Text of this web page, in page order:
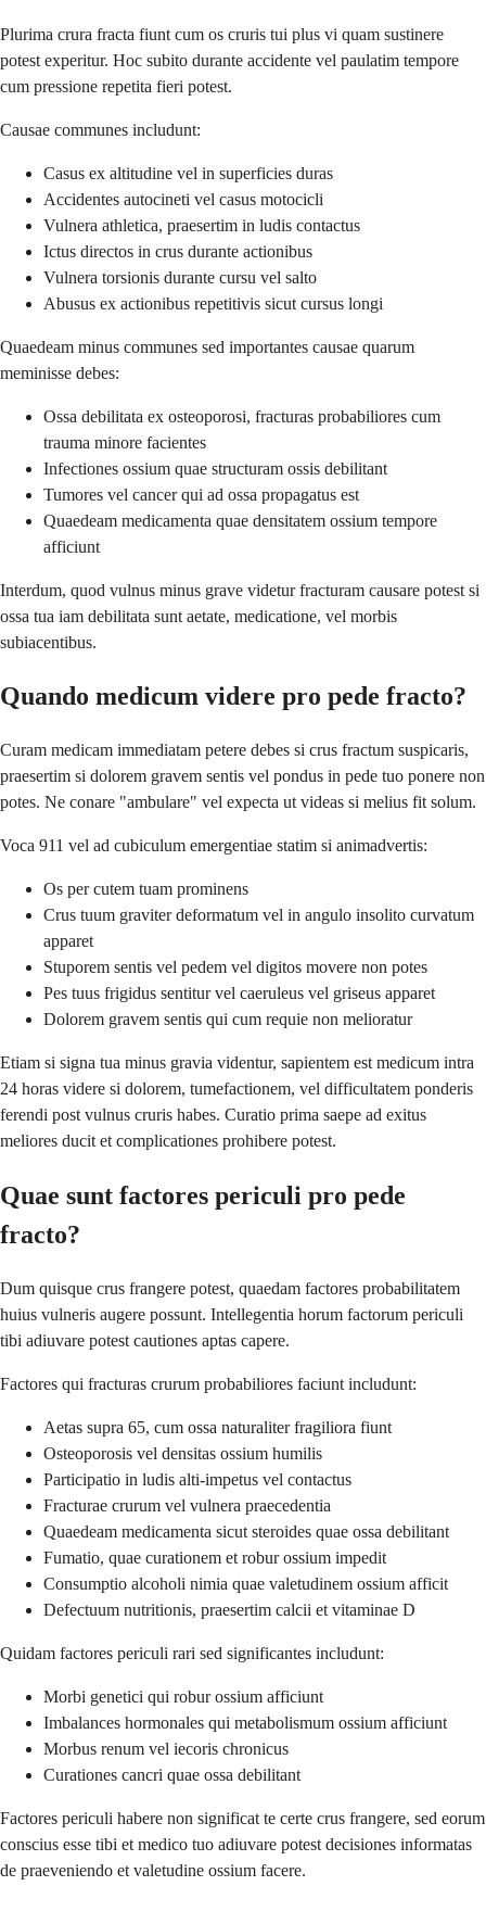
Plurima crura fracta fiunt cum os cruris tui plus vi quam sustinere
potest experitur. Hoc subito durante accidente vel paulatim tempore
cum pressione repetita fieri potest.
Causae communes includunt:
Casus ex altitudine vel in superficies duras
Accidentes autocineti vel casus motocicli
Vulnera athletica, praesertim in ludis contactus
Ictus directos in crus durante actionibus
Vulnera torsionis durante cursu vel salto
Abusus ex actionibus repetitivis sicut cursus longi
Quaedeam minus communes sed importantes causae quarum
meminisse debes:
Ossa debilitata ex osteoporosi, fracturas probabiliores cum
trauma minore facientes
Infectiones ossium quae structuram ossis debilitant
Tumores vel cancer qui ad ossa propagatus est
Quaedeam medicamenta quae densitatem ossium tempore
afficiunt
Interdum, quod vulnus minus grave videtur fracturam causare potest si
ossa tua iam debilitata sunt aetate, medicatione, vel morbis
subiacentibus.
Quando medicum videre pro pede fracto?
Curam medicam immediatam petere debes si crus fractum suspicaris,
praesertim si dolorem gravem sentis vel pondus in pede tuo ponere non
potes. Ne conare "ambulare" vel expecta ut videas si melius fit solum.
Voca 911 vel ad cubiculum emergentiae statim si animadvertis:
Os per cutem tuam prominens
Crus tuum graviter deformatum vel in angulo insolito curvatum
apparet
Stuporem sentis vel pedem vel digitos movere non potes
Pes tuus frigidus sentitur vel caeruleus vel griseus apparet
Dolorem gravem sentis qui cum requie non melioratur
Etiam si signa tua minus gravia videntur, sapientem est medicum intra
24 horas videre si dolorem, tumefactionem, vel difficultatem ponderis
ferendi post vulnus cruris habes. Curatio prima saepe ad exitus
meliores ducit et complicationes prohibere potest.
Quae sunt factores periculi pro pede
fracto?
Dum quisque crus frangere potest, quaedam factores probabilitatem
huius vulneris augere possunt. Intellegentia horum factorum periculi
tibi adiuvare potest cautiones aptas capere.
Factores qui fracturas crurum probabiliores faciunt includunt:
Aetas supra 65, cum ossa naturaliter fragiliora fiunt
Osteoporosis vel densitas ossium humilis
Participatio in ludis alti-impetus vel contactus
Fracturae crurum vel vulnera praecedentia
Quaedeam medicamenta sicut steroides quae ossa debilitant
Fumatio, quae curationem et robur ossium impedit
Consumptio alcoholi nimia quae valetudinem ossium afficit
Defectuum nutritionis, praesertim calcii et vitaminae D
Quidam factores periculi rari sed significantes includunt:
Morbi genetici qui robur ossium afficiunt
Imbalances hormonales qui metabolismum ossium afficiunt
Morbus renum vel iecoris chronicus
Curationes cancri quae ossa debilitant
Factores periculi habere non significat te certe crus frangere, sed eorum
conscius esse tibi et medico tuo adiuvare potest decisiones informatas
de praeveniendo et valetudine ossium facere.